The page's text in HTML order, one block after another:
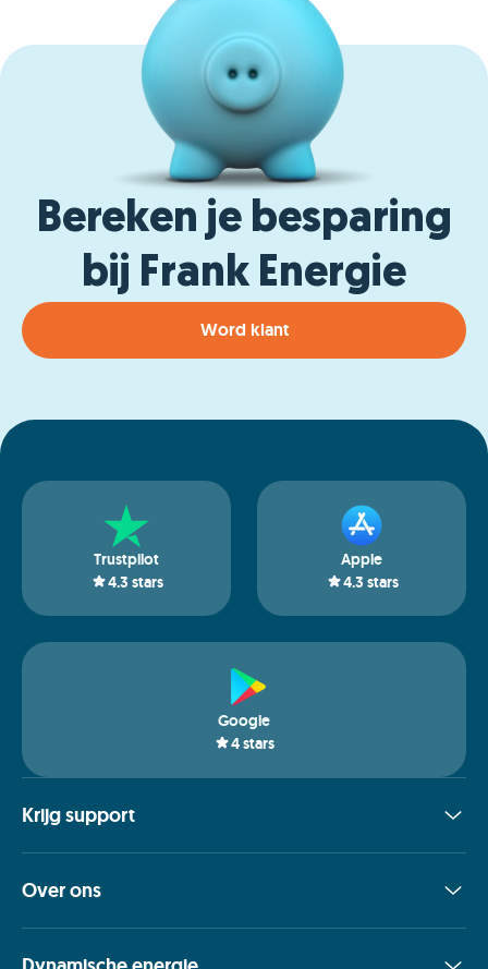
Bereken je besparing
bij Frank Energie
Word klant
Trustpilot
4.3 stars
Apple
4.3 stars
Google
4stars
Krijg support
Over ons